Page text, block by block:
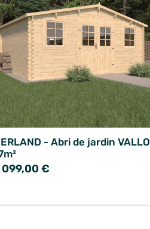
- Abri de jardin VALLO
099,00 €